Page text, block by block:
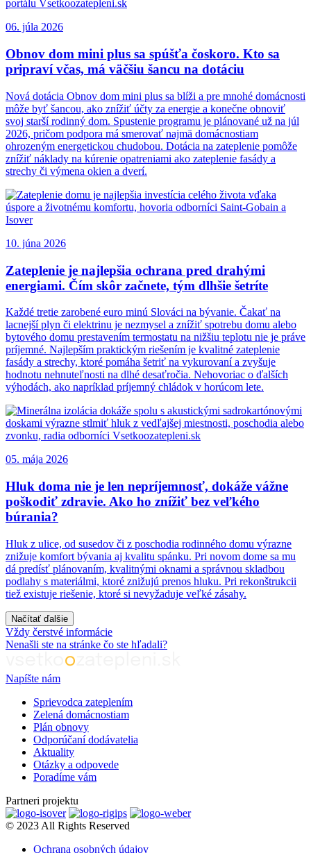
06. júla 2026
Obnov dom mini plus sa spúšťa čoskoro. Kto sa
pripraví včas, má väčšiu šancu na dotáciu
Nová dotácia Obnov dom mini plus sa blíži a pre mnohé domácnosti
môže byť šancou, ako znížiť účty za energie a konečne obnoviť
svoj starší rodinný dom. Spustenie programu je plánované už na júl
2026, pričom podpora má smerovať najmä domácnostiam
ohrozeným energetickou chudobou. Dotácia na zateplenie pomôže
znížiť náklady na kúrenie opatreniami ako zateplenie fasády a
strechy či výmena okien a dverí.
10. júna 2026
Zateplenie je najlepšia ochrana pred drahými
energiami. Čím skôr začnete, tým dlhšie šetríte
Každé tretie zarobené euro minú Slováci na bývanie. Čakať na
lacnejší plyn či elektrinu je nezmysel a znížiť spotrebu domu alebo
bytového domu prestavením termostatu na nižšiu teplotu nie je práve
príjemné. Najlepším praktickým riešením je kvalitné zateplenie
fasády a strechy, ktoré pomáha šetriť na vykurovaní a zvyšuje
hodnotu nehnuteľnosti na dlhé desaťročia. Nehovoriac o ďalších
výhodách, ako napríklad príjemný chládok v horúcom lete.
05. mája 2026
Hluk doma nie je len nepríjemnosť, dokáže vážne
poškodiť zdravie. Ako ho znížiť bez veľkého
búrania?
Hluk z ulice, od susedov či z poschodia rodinného domu výrazne
znižuje komfort bývania aj kvalitu spánku. Pri novom dome sa mu
dá predísť plánovaním, kvalitnými oknami a správnou skladbou
podlahy s materiálmi, ktoré znižujú prenos hluku. Pri rekonštrukcii
tiež existuje riešenie, ktoré si nevyžaduje veľké zásahy.
Načítať ďalšie
Vždy čerstvé informácie
Nenašli ste na stránke čo ste hľadali?
Napíšte nám
Sprievodca zateplením
Zelená domácnostiam
Plán obnovy
Odporúčaní dodávatelia
Aktuality
Otázky a odpovede
Poradíme vám
Partneri projektu
© 2023 All Rights Reserved
Ochrana osobných údajov